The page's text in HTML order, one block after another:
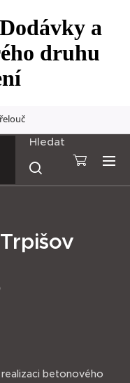
a
druhu
Hledat
betonového